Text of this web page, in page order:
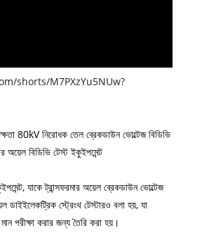
shorts/M7PXzYu5NUw?
80kV নিরোধক তেল ব্রেকডাউন ভোল্টেজ বিডিভি
অয়েল বিডিভি টেস্ট ইকুইপমেন্ট
যাকে ট্রান্সফরমার অয়েল ব্রেকডাউন ভোল্টেজ
ডাইইলেকট্রিক স্ট্রেংথ টেস্টারও বলা হয়, যা
পরীক্ষা করার জন্য তৈরি করা হয়।